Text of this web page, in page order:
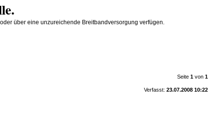
über eine unzureichende Breitbandversorgung verfügen.
Seite 1von 1
Verfasst: 23.07.2008 10:22